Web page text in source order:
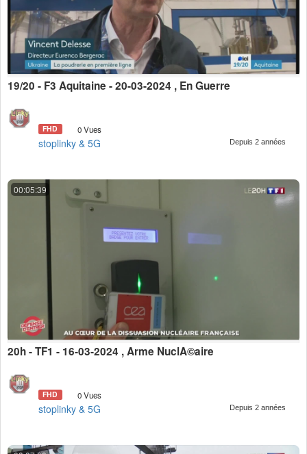
19/20 - F3 Aquitaine - 20-03-2024 , En Guerre
FHD 0 Vues
stoplinky & 5G Depuis 2 années
00:05:39
20h - TF1 - 16-03-2024 , Arme NuclÃ©aire
FHD 0 Vues
stoplinky & 5G Depuis 2 années